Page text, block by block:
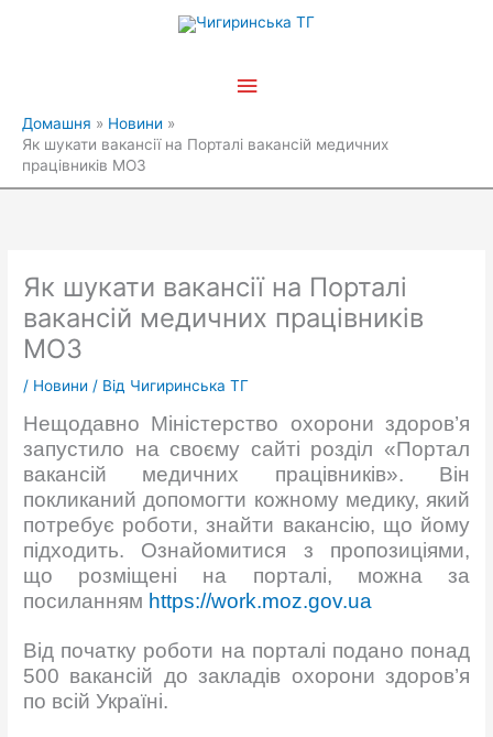
Головне
Домашня
Новини
Як шукати вакансії на Порталі вакансій медичних
працівників МОЗ
Як шукати вакансії на Порталі
вакансій медичних працівників
МОЗ
/ Новини / Від Чигиринська ТГ
Нещодавно Міністерство охорони здоров’я
запустило на своєму сайті розділ «Портал
вакансій медичних працівників». Він
покликаний допомогти кожному медику, який
потребує роботи, знайти вакансію, що йому
підходить. Ознайомитися з пропозиціями,
що розміщені на порталі, можна за
посиланням https://work.moz.gov.ua
Від початку роботи на порталі подано понад
500 вакансій до закладів охорони здоров’я
по всій Україні.